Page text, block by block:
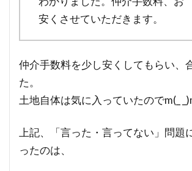
安くさせていただきます。
仲介手数料を少し安くしてもらい、
た。
土地自体は気に入っていたのでm(_
上記、「言った・言ってない」問題
ったのは、